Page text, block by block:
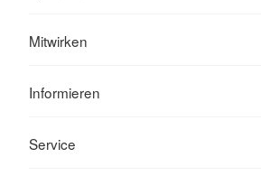
Mitwirken
Informieren
Service